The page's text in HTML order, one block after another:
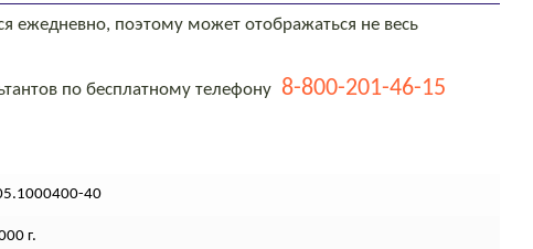
поэтому может отображаться не весь
по бесплатному телефону 8-800-201-46-15
40
г.